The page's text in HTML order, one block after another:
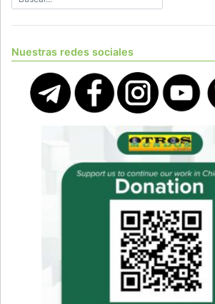
Nuestras redes sociales